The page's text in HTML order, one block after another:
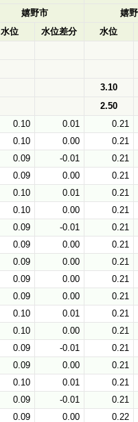
嬉野市
嬉
水位 水位差分
水位
3.10
2.50
0.10 0.01
0.21
0.10 0.00
0.21
0.09 -0.01
0.21
0.09 0.00
0.21
0.10 0.01
0.21
0.10 0.00
0.21
0.09 -0.01
0.21
0.09 0.00
0.21
0.09 0.00
0.21
0.09 0.00
0.21
0.09 0.00
0.21
0.10 0.01
0.21
0.10 0.00
0.21
0.09 -0.01
0.21
0.09 0.00
0.21
0.10 0.01
0.21
0.09 -0.01
0.21
0.09 0.00
0.22